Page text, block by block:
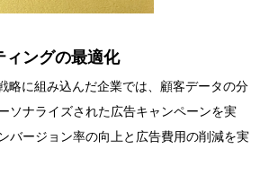
ィングの最適化
略に組み込んだ企業では、顧客データの分
ソナライズされた広告キャンペーンを実
バージョン率の向上と広告費用の削減を実